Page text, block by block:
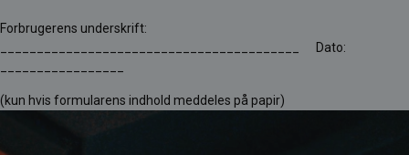
Forbrugerens underskrift:
_________________________________________ Dato:
(kun hvis formularens indhold meddeles på papir)